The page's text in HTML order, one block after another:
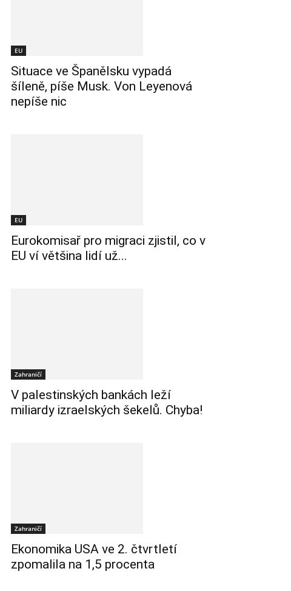
EU
Situace ve Španělsku vypadá
šíleně, píše Musk. Von Leyenová
nepíše nic
EU
Eurokomisař pro migraci zjistil, co v
EU ví většina lidí už...
Zahraničí
V palestinských bankách leží
miliardy izraelských šekelů. Chyba!
Zahraničí
Ekonomika USA ve 2. čtvrtletí
zpomalila na 1,5 procenta